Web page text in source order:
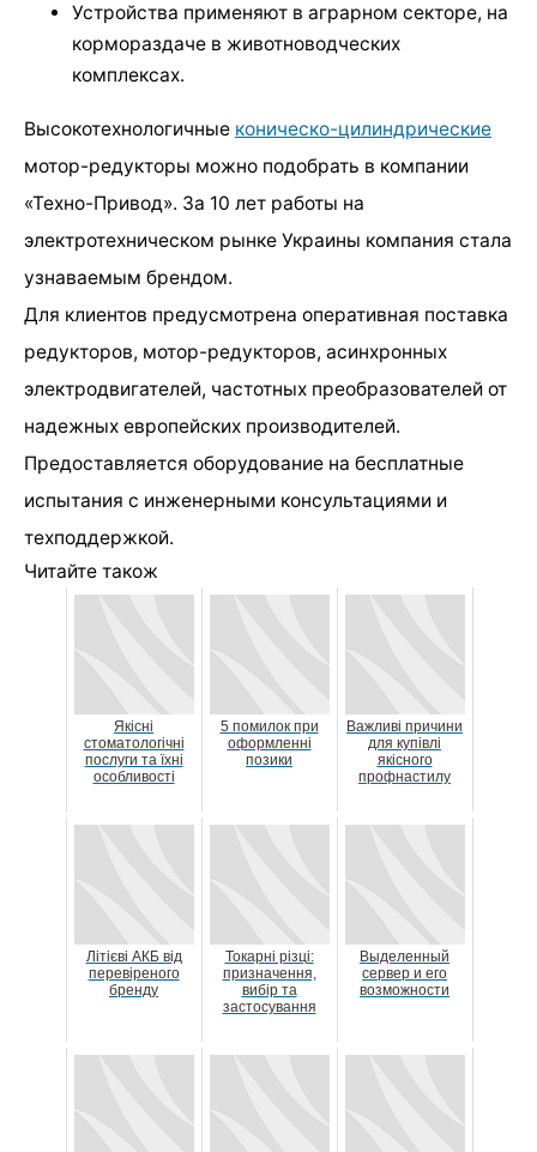
Устройства применяют в аграрном секторе, на
кормораздаче в животноводческих
комплексах.
Высокотехнологичные коническо-цилиндрические
мотор-редукторы можно подобрать в компании
«Техно-Привод». За 10 лет работы на
электротехническом рынке Украины компания стала
узнаваемым брендом.
Для клиентов предусмотрена оперативная поставка
редукторов, мотор-редукторов, асинхронных
электродвигателей, частотных преобразователей от
надежных европейских производителей.
Предоставляется оборудование на бесплатные
испытания с инженерными консультациями и
техподдержкой.
Читайте також
Якісні
стоматологічні
послуги та їхні
особливості
5 помилок при
оформленні
позики
Важливі причини
для купівлі
якісного
профнастилу
Літієві АКБ від
перевіреного
бренду
Токарні різці:
призначення,
вибір та
застосування
Выделенный
сервер и его
возможности